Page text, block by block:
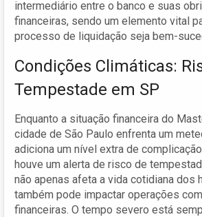
intermediário entre o banco e suas
financeiras, sendo um elemento vital
processo de liquidação seja bem-
Condições Climáticas:
Tempestade em SP
Enquanto a situação financeira do
cidade de São Paulo enfrenta um
adiciona um nível extra de
houve um alerta de risco de
não apenas afeta a vida cotidiana dos
também pode impactar operações
financeiras. O tempo severo está